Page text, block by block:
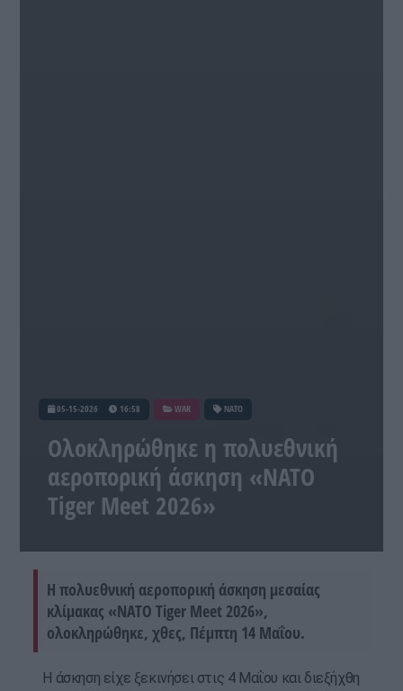
05-15-2026 16:58 WAR ΝΑΤΟ
Ολοκληρώθηκε η πολυεθνική
αεροπορική άσκηση «NATO
Tiger Meet 2026»
Η πολυεθνική αεροπορική άσκηση μεσαίας
κλίμακας «NATO Tiger Meet 2026»,
ολοκληρώθηκε, χθες, Πέμπτη 14 Μαΐου.
Η άσκηση είχε ξεκινήσει στις 4 Μαΐου και διεξήχθη